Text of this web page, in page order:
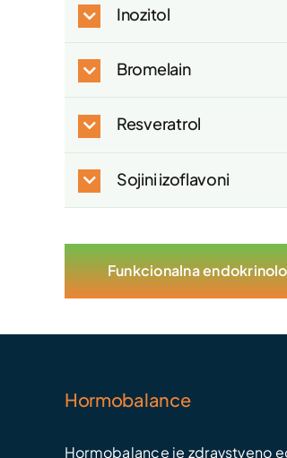
Inozitol
Bromelain
Resveratrol
Sojini izoflavoni
Funkcionalna
Hormobalance
Hormobalance je zdravstveno